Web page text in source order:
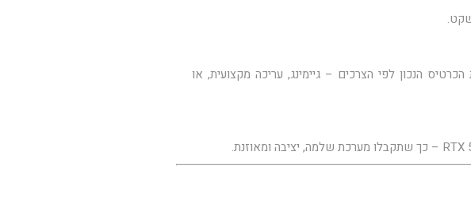
הנכון לפי הצרכים – גיימינג, עריכה מקצועית, או